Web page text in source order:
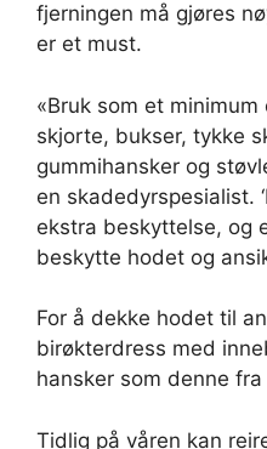
fjerningen må gjøres
er et must.
«Bruk som et
skjorte, bukser, tykke
gummihansker og
en skadedyrspesialist.
ekstra beskyttelse, og
beskytte hodet og
For å dekke hodet til
birøkterdress med
hansker som denne fra
Tidlig på våren kan